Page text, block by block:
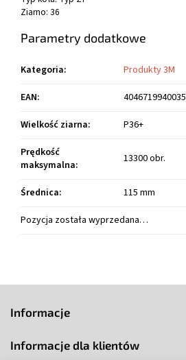
Ziarno: 36
Parametry dodatkowe
Kategoria:
Produkty 3M
EAN:
4046719940035
Wielkość ziarna:
P36+
Prędkość
maksymalna: 13300 obr.
Średnica:
115 mm
Pozycja została wyprzedana…
Informacje
Informacje dla klientów